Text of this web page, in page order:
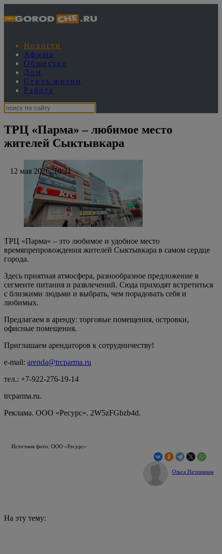
Новости
Афиша
Общество
Дом
Стиль жизни
Работа
ТРЦ «Парма» – любимое место
жителей Сыктывкара
12 мая 2026, 10:21
ТРЦ «Парма» – это любимое и удобное место
времяпрепровождения жителей Сыктывкара в самом сердце
города.
Здесь приятная атмосфера, разнообразное предложение в
сегменте питания и развлечений. Сюда приходят встретиться
с близкими людьми и выбрать, чем порадовать себя и
любимых.
Предлагаем в аренду: торговые помещения, островки,
офисные помещения.
Приглашаем арендаторов к сотрудничеству!
e-mail: arenda@trcparma.ru
тел.: +7-922-276-19-14
trcparma.ru.
Реклама. ООО «Ресурс». 2W5zFGbzb4d.
Источник фото: ООО «Ресурс»
Ольга Начинкина
На эту тему: